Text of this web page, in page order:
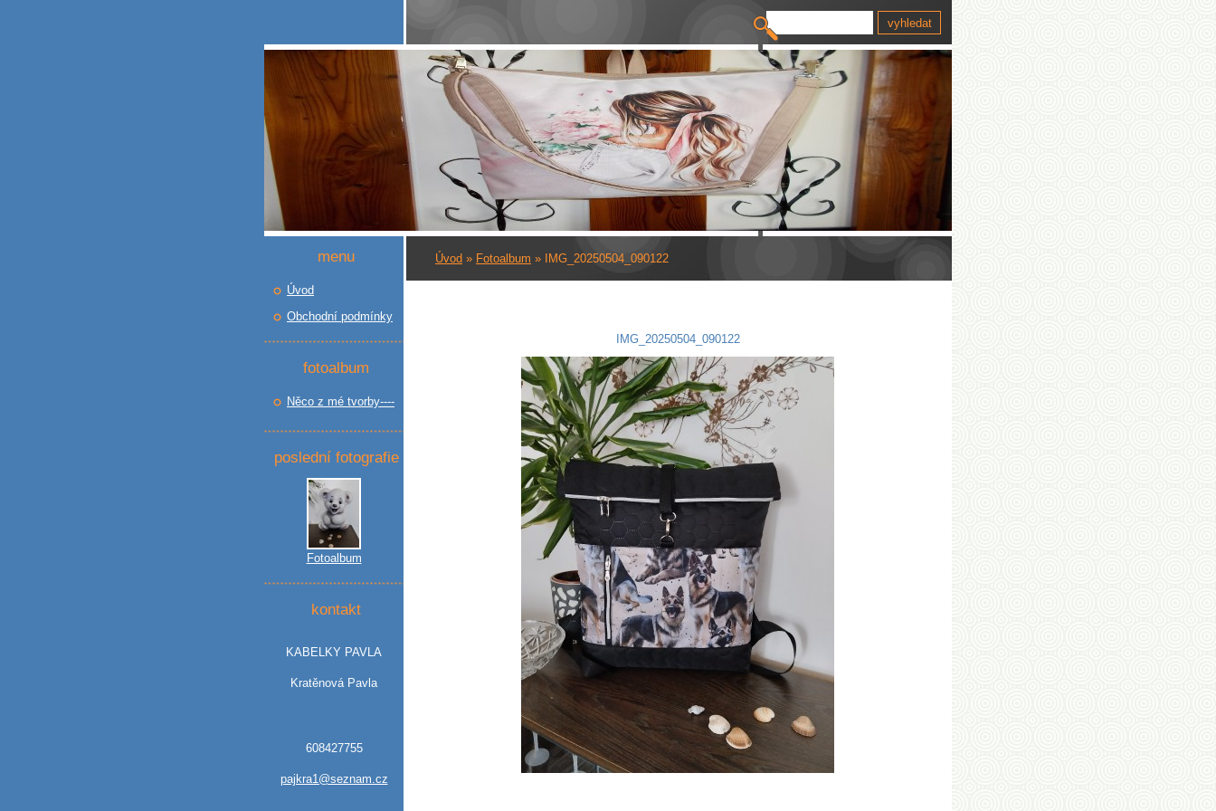
Úvod » Fotoalbum » IMG_20250504_090122
IMG_20250504_090122
menu
Úvod
Obchodní podmínky
fotoalbum
Něco z mé tvorby----
poslední fotografie
Fotoalbum
kontakt
KABELKY PAVLA
Kratěnová Pavla
608427755
pajkra1@seznam.cz